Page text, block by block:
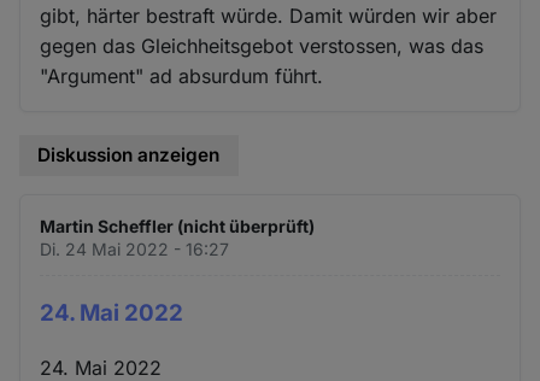
gibt, härter bestraft würde. Damit würden wir aber
gegen das Gleichheitsgebot verstossen, was das
"Argument" ad absurdum führt.
Diskussion anzeigen
Martin Scheffler (nicht überprüft)
Di. 24 Mai 2022 - 16:27
24. Mai 2022
24. Mai 2022